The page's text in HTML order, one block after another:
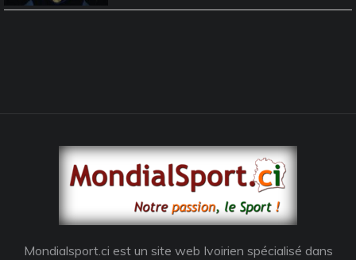
Mondialsport.ci est un site web Ivoirien spécialisé dans